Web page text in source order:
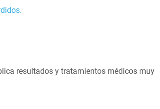
resultados y tratamientos médicos muy